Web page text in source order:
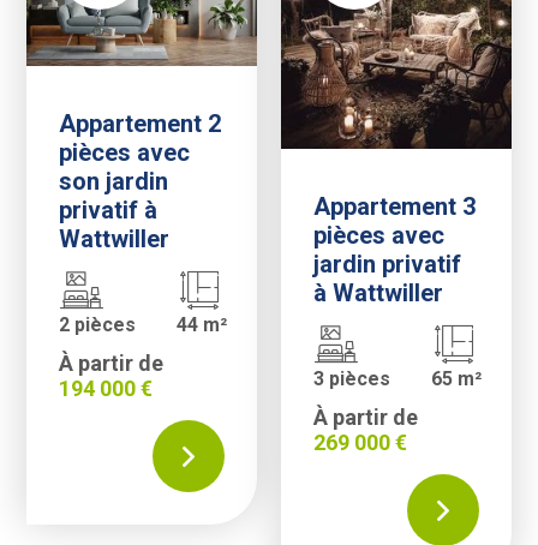
Appartement 2
pièces avec
son jardin
privatif à
Wattwiller
2 pièces 44 m²
À partir de
194 000 €
Appartement 3
pièces avec
jardin privatif
à Wattwiller
3 pièces 65 m²
À partir de
269 000 €